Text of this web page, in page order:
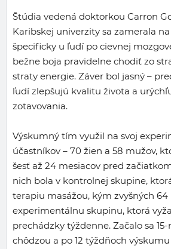
Štúdia vedená doktorkou Carron
Karibskej univerzity sa zamerala
špecificky u ľudí po cievnej
bežne boja pravidelne chodiť zo
straty energie. Záver bol jasný –
ľudí zlepšujú kvalitu života a
zotavovania.
Výskumný tím využil na svoj
účastníkov – 70 žien a 58 mužov,
šesť až 24 mesiacov pred
nich bola v kontrolnej skupine,
terapiu masážou, kým zvyšných
experimentálnu skupinu, ktorá
prechádzky týždenne. Začalo sa
chôdzou a po 12 týždňoch